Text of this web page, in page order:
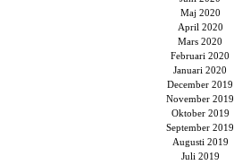
Maj 2020
April 2020
Mars 2020
Februari 2020
Januari 2020
December 2019
November 2019
Oktober 2019
September 2019
Augusti 2019
Juli 2019